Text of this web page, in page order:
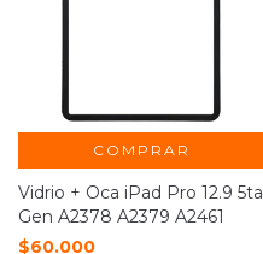
COMPRAR
Vidrio + Oca iPad Pro 12.9 5ta
Gen A2378 A2379 A2461
$60.000